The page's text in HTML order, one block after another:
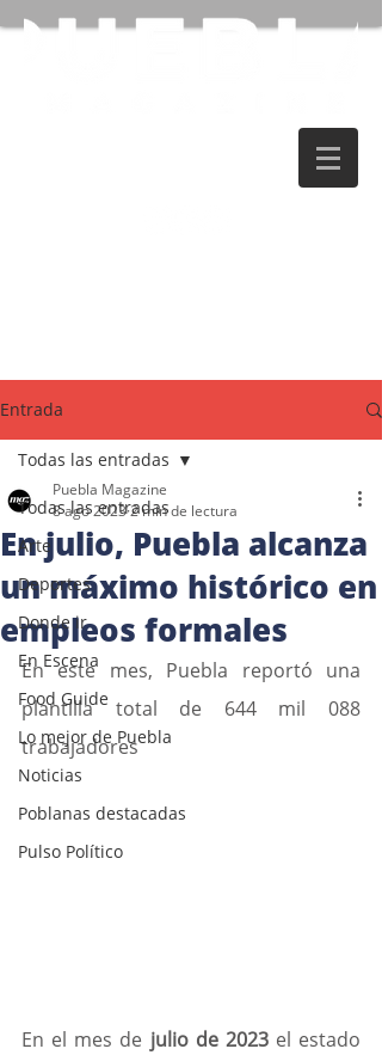
Entrada
Todas las entradas
Arte
Deportes
Donde ir
En Escena
Food Guide
Lo mejor de Puebla
Noticias
Poblanas destacadas
Pulso Político
Todas las entradas
En julio, Puebla alcanza
un máximo histórico en
empleos formales
Puebla Magazine
8 ago 20232 min de lectura
En este mes, Puebla reportó una
plantilla total de 644 mil 088
trabajadores
En el mes de julio de 2023 el estado